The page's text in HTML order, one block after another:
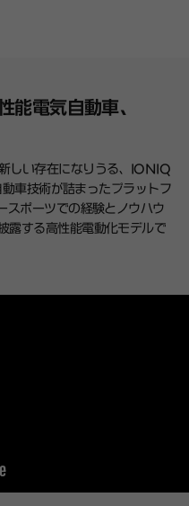
能電気自動車、
しい存在になりうる、IONIQ
車技術が詰まったプラットフ
ポーツでの経験とノウハウ
露する高性能電動化モデルで